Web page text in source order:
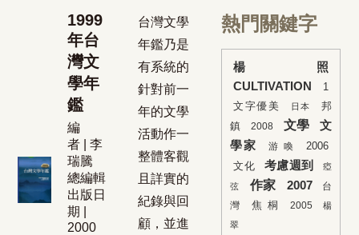
1999
年台
灣文
學年
鑑
編
者 | 李
瑞騰
總編輯
出版日
期 |
2000
台灣文學
年鑑乃是
有系統的
針對前一
年的文學
活動作一
整體客觀
且詳實的
紀錄與回
顧，並進
熱門關鍵字
楊 照
CULTIVATION
1
文字優美
日本
邦
鎮
2008 文學
文
學家
游 喚
2006
文化
考慮週到 瘂
弦 作家 2007
台
灣
焦 桐 2005
楊
翠